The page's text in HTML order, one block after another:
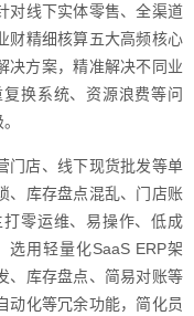
对线下实体零售、全渠道
财精细核算五大高频核心
决方案，精准解决不同业
换系统、资源浪费等问
门店、线下现货批发等单
、库存盘点混乱、门店账
零运维、易操作、低成
用轻量化SaaS ERP架
、库存盘点、简易对账等
动化等冗余功能，简化员